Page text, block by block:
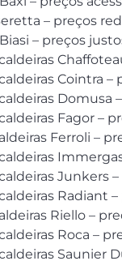
– preços
– preços
Cointra –
Domusa
Fagor –
Ferroli –
Junkers
Radiant
Riello –
Roca –
Saunier